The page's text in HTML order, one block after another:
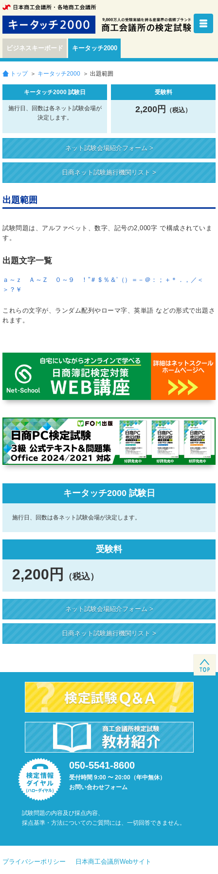
ビジネスキーボード キータッチ2000
トップ ＞ キータッチ2000 ＞ 出題範囲
キータッチ2000 試験日
施行日、回数は各ネット試験会場が
決定します。
受験料
2,200円 （税込）
ネット試験会場紹介フォーム >
日商ネット試験施行機関リスト >
出題範囲
試験問題は、アルファベット、数字、記号の2,000字 で構成されていま
す。
出題文字一覧
ａ～ｚ Ａ～Ｚ ０～９ ！”＃＄％＆’（）＝－＠：；＋＊．，／＜
＞？￥
これらの文字が、ランダム配列やローマ字、英単語 などの形式で出題さ
れます。
キータッチ2000 試験日
施行日、回数は各ネット試験会場が決定します。
受験料
2,200円 （税込）
ネット試験会場紹介フォーム >
日商ネット試験施行機関リスト >
050-5541-8600
受付時間 9:00 〜 20:00（年中無休）
お問い合わせフォーム
試験問題の内容及び採点内容、
採点基準・方法についてのご質問には、一切回答できません。
プライバシーポリシー 日本商工会議所Webサイト